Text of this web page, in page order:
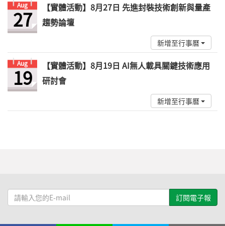
Aug
27
【實體活動】8月27日 先進封裝技術創新與量產
趨勢論壇
新增至行事曆
Aug
19
【實體活動】8月19日 AI無人載具關鍵技術應用
研討會
新增至行事曆
請
輸